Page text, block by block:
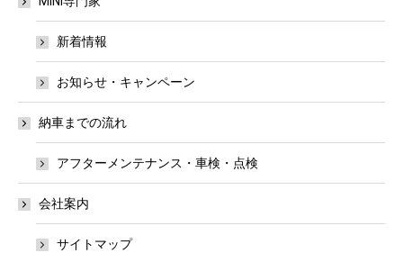
新着情報
お知らせ・キャンペーン
納車までの流れ
アフターメンテナンス・車検・点検
会社案内
サイトマップ